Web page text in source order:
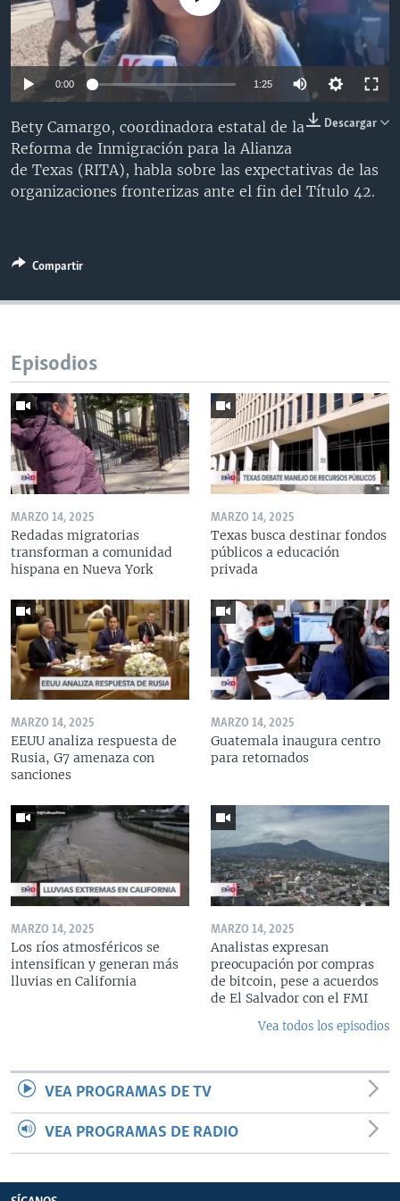
VENEZUELA
BRASIL
NICARAGUA
ECONOMÍA
ENTRETENIMIENTO Y CULTURA
TECNOLOGÍA
CIENCIA Y SALUD
MULTIMEDIA
VIDEOS
FOTOGRAFÍA
PROGRAMAS TV
EL MUNDO AL DÍA
VISIÓN 360
LAS CLAVES
RADIO
AUDIONOTICIAS
BUENOS DÍAS AMÉRICA
FORO [RADIO]
DEPORTIVO INTERNACIONAL
ENTRETENIMIENTO
DOCUMENTALES DE LA VOA
Learning English
0:00 1:25
Descargar
Bety Camargo, coordinadora estatal de la
Reforma de Inmigración para la Alianza
de Texas (RITA), habla sobre las expectativas de las
organizaciones fronterizas ante el fin del Título 42.
Compartir
Episodios
MARZO 14, 2025
Redadas migratorias
transforman a comunidad
hispana en Nueva York
MARZO 14, 2025
Texas busca destinar fondos
públicos a educación
privada
MARZO 14, 2025
EEUU analiza respuesta de
Rusia, G7 amenaza con
sanciones
MARZO 14, 2025
Guatemala inaugura centro
para retornados
MARZO 14, 2025
Los ríos atmosféricos se
intensifican y generan más
lluvias en California
MARZO 14, 2025
Analistas expresan
preocupación por compras
de bitcoin, pese a acuerdos
de El Salvador con el FMI
Vea todos los episodios
VEA PROGRAMAS DE TV
VEA PROGRAMAS DE RADIO